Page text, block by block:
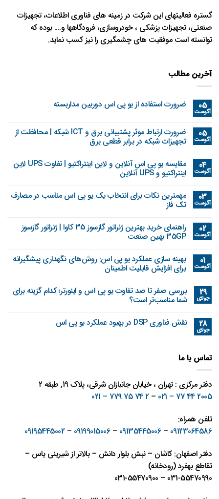
گستره فعالیتهای این شرکت در زمینه های فناوری اطلاعات، تجهیزات
صنعتی، تجهیزات پزشکی ، خودروسازی، فرودگاهها و…. بوده که
توانسته است موفقیت های چشمگیری را نیز کسب نماید.
آخرین مطالب
05
آگوست
ضرورت استفاده از یو پی اس دوربین مداربسته
05
آگوست
ضرورت ارتباط موثر پشتیبانی برق و ICT شبکه | محافظت از
تجهیزات شبکه در برابر قطعی برق
04
آگوست
مقایسه یو پی اس آنلاین و لاین اینتراکتیو | تفاوت UPS لاین
اینتراکتیو و UPS آنلاین
03
آگوست
مهمترین نکات برای انتخاب یک یو پی اس مناسب در مصارف
تک فاز
02
آگوست
راهنمای خرید بهترین ژنراتور گازسوز 35 کاوا | ژنراتور گازسوز
35GP بهین صنعت
01
آگوست
بهینه‌ سازی عملکرد یو پی اس: روش‌های نگهداری پیشگیرانه
برای افزایش قابلیت اطمینان
29
جولای
بررسی صفر تا صد تفاوت یو پی اس و اینورتر؛ کدام گزینه برای
شما مناسب‌تر است؟
28
جولای
نقش فناوری DSP در بهبود عملکرد یو پی اس
تماس با ما
دفتر مرکزی : تهران ، خیابان جانبازان شرقی، پلاک 19, طبقه ۲
2005 44 77 – 021
–
2 74 75 779 – 021
تلفن همراه:
09123064586
–
09135445006
–
09199015006
–
09195445002
دفتر اصفهان: کاشان – نبش بلوار دانش – بالاتر از شیرینی یاس –
تقاطع بهفرد (رودخانه)
031-55470990 – 031-55470900